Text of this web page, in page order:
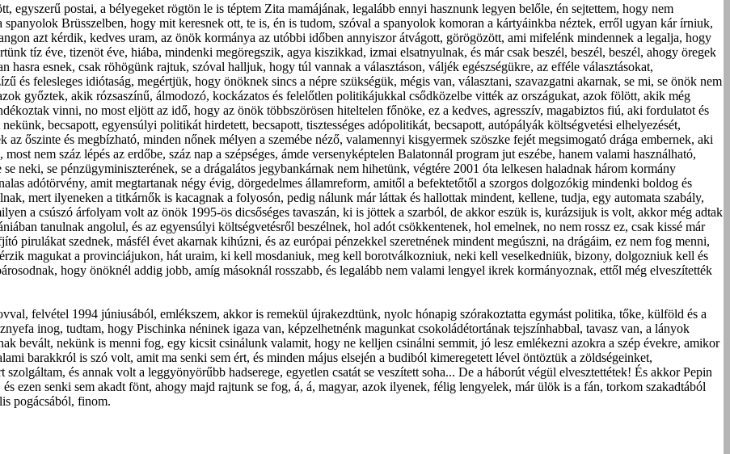
egyszerű postai, a bélyegeket rögtön le is téptem Zita mamájának, legalább ennyi hasznunk legyen belőle, én sejtettem, hogy nem
Brüsszelben, hogy mit keresnek ott, te is, én is tudom, szóval a spanyolok komoran a kártyáinkba néztek, erről ugyan kár írniuk,
azt kérdik, kedves uram, az önök kormánya az utóbbi időben annyiszor átvágott, görögözött, ami mifelénk mindennek a legalja, hogy
tíz éve, tizenöt éve, hiába, mindenki megöregszik, agya kiszikkad, izmai elsatnyulnak, és már csak beszél, beszél, beszél, ahogy öregek
esnek, csak röhögünk rajtuk, szóval halljuk, hogy túl vannak a választáson, váljék egészségükre, az efféle választásokat,
és felesleges idiótaság, megértjük, hogy önöknek sincs a népre szükségük, mégis van, választani, szavazgatni akarnak, se mi, se önök nem
győztek, akik rózsaszínű, álmodozó, kockázatos és felelőtlen politikájukkal csődközelbe vitték az országukat, azok fölött, akik még
vinni, no most eljött az idő, hogy az önök többszörösen hiteltelen főnöke, ez a kedves, agresszív, magabiztos fiú, aki fordulatot és
becsapott, egyensúlyi politikát hirdetett, becsapott, tisztességes adópolitikát, becsapott, autópályák költségvetési elhelyezését,
őszinte és megbízható, minden nőnek mélyen a szemébe néző, valamennyi kisgyermek szöszke fejét megsimogató drága embernek, aki
nem száz lépés az erdőbe, száz nap a szépséges, ámde versenyképtelen Balatonnál program jut eszébe, hanem valami használható,
neki, se pénzügyminiszterének, se a drágalátos jegybankárnak nem hihetünk, végtére 2001 óta lelkesen haladnak három kormány
adótörvény, amit megtartanak négy évig, dörgedelmes államreform, amitől a befektetőtől a szorgos dolgozókig mindenki boldog és
mert ilyeneken a titkárnők is kacagnak a folyosón, pedig nálunk már láttak és hallottak mindent, kellene, tudja, egy automata szabály,
a csúszó árfolyam volt az önök 1995-ös dicsőséges tavaszán, ki is jöttek a szarból, de akkor eszük is, kurázsijuk is volt, akkor még adtak
tanulnak angolul, és az egyensúlyi költségvetésről beszélnek, hol adót csökkentenek, hol emelnek, no nem rossz ez, csak kissé már
pirulákat szednek, másfél évet akarnak kihúzni, és az európai pénzekkel szeretnének mindent megúszni, na drágáim, ez nem fog menni,
magukat a provinciájukon, hát uraim, ki kell mosdaniuk, meg kell borotválkozniuk, neki kell veselkedniük, bizony, dolgozniuk kell és
hogy önöknél addig jobb, amíg másoknál rosszabb, és legalább nem valami lengyel ikrek kormányoznak, ettől még elveszítették
felvétel 1994 júniusából, emlékszem, akkor is remekül újrakezdtünk, nyolc hónapig szórakoztatta egymást politika, tőke, külföld és a
inog, tudtam, hogy Pischinka néninek igaza van, képzelhetnénk magunkat csokoládétortának tejszínhabbal, tavasz van, a lányok
bevált, nekünk is menni fog, egy kicsit csinálunk valamit, hogy ne kelljen csinálni semmit, jó lesz emlékezni azokra a szép évekre, amikor
barakkról is szó volt, amit ma senki sem ért, és minden május elsején a budiból kimeregetett lével öntöztük a zöldségeinket,
és annak volt a leggyönyörűbb hadserege, egyetlen csatát se veszített soha... De a háborút végül elvesztettétek! És akkor Pepin
ezen senki sem akadt fönt, ahogy majd rajtunk se fog, á, á, magyar, azok ilyenek, félig lengyelek, már ülök is a fán, torkom szakadtából
pogácsából, finom.